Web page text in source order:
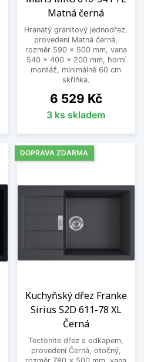
Matná černá
Hranatý granitový jednodřez,
provedení Matná černá,
rozměr 590 x 500 mm, vana
540 x 400 x 200 mm, horní
montáž, minimálně 60 cm
skříňka.
Cena
6 529 Kč
3 ks skladem
Kuchyňský dřez Franke
Sirius S2D 611-78 XL
Černá
Tectonite dřez s odkapem,
provedení Černá, otočný,
DOPRAVA ZDARMA